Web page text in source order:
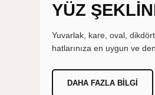
YÜZ
Yuvarlak, kare, oval,
hatlarınıza en uygun ve
DAHA FAZLA BILGI